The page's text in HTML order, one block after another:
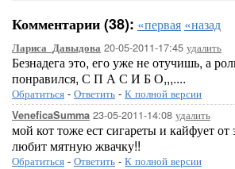
Комментарии (38): «первая «назад
Лариса_Давыдова 20-05-2011-17:45 удалить
Безнадега это, его уже не отучишь, а
понравился, С П А С И Б О,,,....
Обратиться - Ответить - К полной версии
VeneficaSumma 23-05-2011-14:08 удалить
мой кот тоже ест сигареты и кайфует от
любит мятную жвачку!!
Обратиться - Ответить - К полной версии